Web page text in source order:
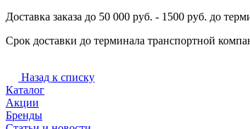
Доставка заказа до 50 000 руб. - 1500 руб. до
Срок доставки до терминала транспортной
Назад к списку
Каталог
Акции
Бренды